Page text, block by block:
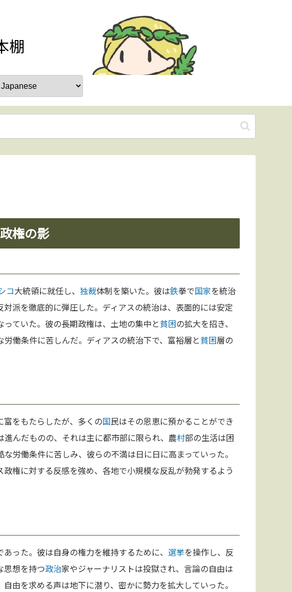
棚
権の影
コ大統領に就任し、 独裁体制を築いた。彼は鉄拳で国家を統治
対派を徹底的に弾圧した。ディアスの統治は、表面的には安定
ていた。彼の長期政権は、土地の集中と貧困の拡大を招き、
働条件に苦しんだ。ディアスの統治下で、富裕層と貧困層の
をもたらしたが、多くの国民はその恩恵に預かることができ
進んだものの、それは主に都市部に限られ、農村部の生活は困
な労働条件に苦しみ、彼らの不満は日に日に高まっていった。
権に対する反感を強め、各地で小規模な反乱が勃発するよう
あった。彼は自身の権力を維持するために、 選挙を操作し、反
思想を持つ政治家やジャーナリストは投獄され、言論の自由は
由を求める声は地下に潜り、密かに勢力を拡大していった。